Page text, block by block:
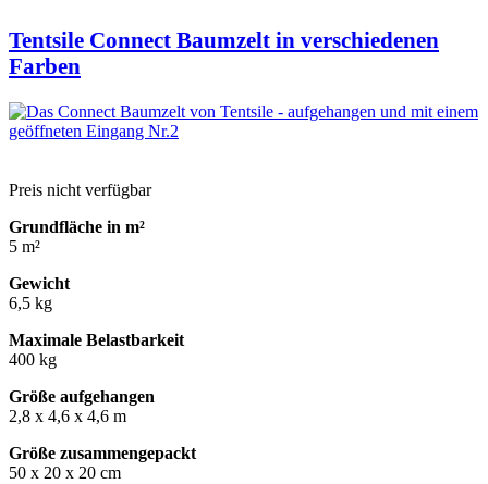
Tentsile Connect Baumzelt in verschiedenen
Farben
Preis nicht verfügbar
Grundfläche in m²
5 m²
Gewicht
6,5 kg
Maximale Belastbarkeit
400 kg
Größe aufgehangen
2,8 x 4,6 x 4,6 m
Größe zusammengepackt
50 x 20 x 20 cm